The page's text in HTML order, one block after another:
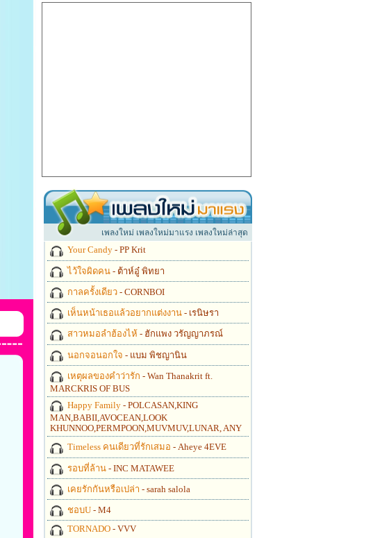
เพลงใหม่ เพลงใหม่มาแรง เพลงใหม่ล่าสุด
Your Candy - PP Krit
ไว้ใจผิดคน - ต้าห์อู๋ พิทยา
กาลครั้งเดียว - CORNBOI
เห็นหน้าเธอแล้วอยากแต่งงาน - เรนิษรา
สาวหมอลำฮ้องไห้ - ฮักแพง วรัญญาภรณ์
นอกจอนอกใจ - แบม พิชญานิน
เหตุผลของคำว่ารัก - Wan Thanakrit ft.
MARCKRIS OF BUS
Happy Family - POLCASAN,KING
MAN,BABII,AVOCEAN,LOOK
KHUNNOO,PERMPOON,MUVMUV,LUNAR, ANY
Timeless คนเดียวที่รักเสมอ - Aheye 4EVE
รอบที่ล้าน - INC MATAWEE
เคยรักกันหรือเปล่า - sarah salola
ชอบU - M4
TORNADO - VVV